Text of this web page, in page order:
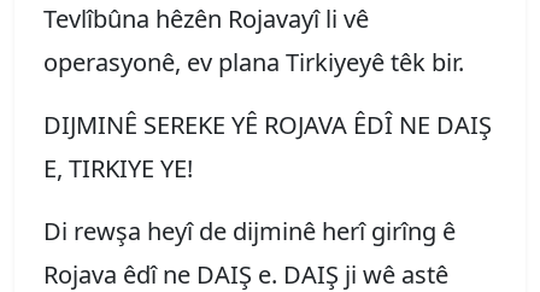
Tevlîbûna hêzên Rojavayî li vê
operasyonê, ev plana Tirkiyeyê têk bir.
DIJMINÊ SEREKE YÊ ROJAVA ÊDÎ NE DAIŞ
E, TIRKIYE YE!
Di rewşa heyî de dijminê herî girîng ê
Rojava êdî ne DAIŞ e. DAIŞ ji wê astê